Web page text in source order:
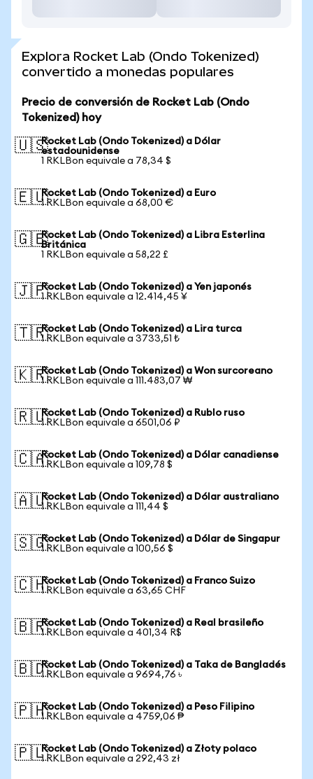
Explora Rocket Lab (Ondo Tokenized)
convertido a monedas populares
Precio de conversión de Rocket Lab (Ondo
Tokenized) hoy
🇺🇸Rocket Lab (Ondo Tokenized) a Dólar
estadounidense
1 RKLBon equivale a 78,34 $
🇪🇺Rocket Lab (Ondo Tokenized) a Euro
1 RKLBon equivale a 68,00 €
🇬🇧Rocket Lab (Ondo Tokenized) a Libra Esterlina
Británica
1 RKLBon equivale a 58,22 £
🇯🇵Rocket Lab (Ondo Tokenized) a Yen japonés
1 RKLBon equivale a 12.414,45 ¥
🇹🇷Rocket Lab (Ondo Tokenized) a Lira turca
1 RKLBon equivale a 3733,51 ₺
🇰🇷Rocket Lab (Ondo Tokenized) a Won surcoreano
1 RKLBon equivale a 111.483,07 ₩
🇷🇺Rocket Lab (Ondo Tokenized) a Rublo ruso
1 RKLBon equivale a 6501,06 ₽
🇨🇦Rocket Lab (Ondo Tokenized) a Dólar canadiense
1 RKLBon equivale a 109,78 $
🇦🇺Rocket Lab (Ondo Tokenized) a Dólar australiano
1 RKLBon equivale a 111,44 $
🇸🇬Rocket Lab (Ondo Tokenized) a Dólar de Singapur
1 RKLBon equivale a 100,56 $
🇨🇭Rocket Lab (Ondo Tokenized) a Franco Suizo
1 RKLBon equivale a 63,65 CHF
🇧🇷Rocket Lab (Ondo Tokenized) a Real brasileño
1 RKLBon equivale a 401,34 R$
🇧🇩Rocket Lab (Ondo Tokenized) a Taka de Bangladés
1 RKLBon equivale a 9694,76 ৳
🇵🇭Rocket Lab (Ondo Tokenized) a Peso Filipino
1 RKLBon equivale a 4759,06 ₱
🇵🇱Rocket Lab (Ondo Tokenized) a Złoty polaco
1 RKLBon equivale a 292,43 zł